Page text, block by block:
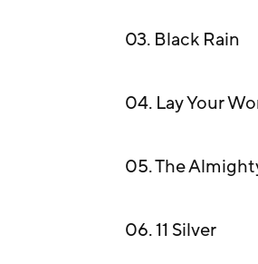
03. Black Rain
04. Lay Your
05. The
06. 11 Silver